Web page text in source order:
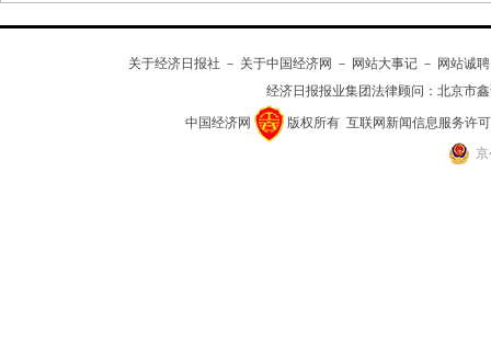
关于经济日报社 － 关于中国经济网 － 网站大事记 － 网站诚聘
经济日报报业集团法律顾问： 北京市
中国经济网 版权所有 互联网新闻信息服务许可
京